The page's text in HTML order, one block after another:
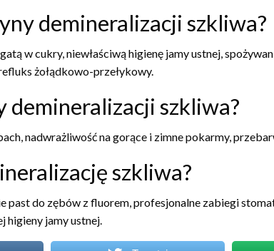
demineralizacji szkliwa?
w cukry, niewłaściwą higienę jamy ustnej,
żołądkowo-przełykowy.
demineralizacji szkliwa?
nadwrażliwość na gorące i zimne pokarmy,
szkliwa?
past do zębów z fluorem, profesjonalne zabiegi
higieny jamy ustnej.